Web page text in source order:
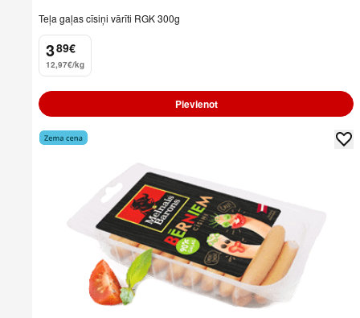
Teļa gaļas cīsiņi vārīti RGK 300g
3
. 89€
12,97€/kg
Pievienot